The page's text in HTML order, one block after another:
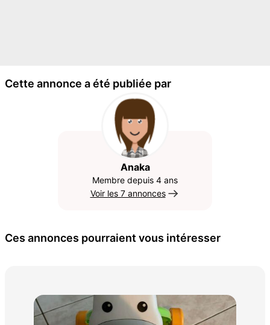
Cette annonce a été publiée par
Anaka
Membre depuis 4 ans
Voir les 7 annonces
Ces annonces pourraient vous intéresser